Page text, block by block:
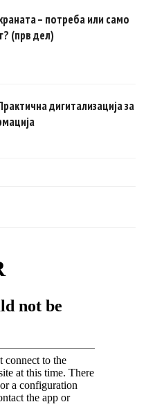
– потреба или само
(прв дел)
дигитализација за